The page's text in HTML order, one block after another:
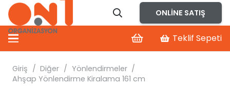
ONLINE SATIŞ
Teklif Sepeti
Giriş / Diğer / Yönlendirmeler /
Ahşap Yönlendirme Kiralama 161 cm